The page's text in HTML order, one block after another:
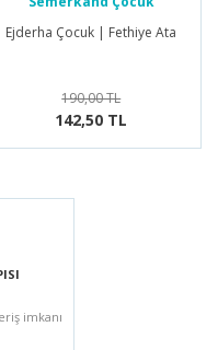
Yayınları
Ejderha Çocuk | Fethiye Ata
190,00 TL
142,50 TL
imkanı